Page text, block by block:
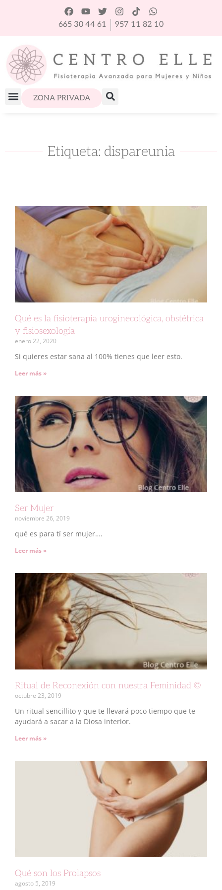
665 30 44 61 957 11 82 10
ZONA PRIVADA
Etiqueta: dispareunia
Qué es la fisioterapia uroginecológica, obstétrica
y fisiosexología
enero 22, 2020
Si quieres estar sana al 100% tienes que leer esto.
Leer más »
Ser Mujer
noviembre 26, 2019
qué es para tí ser mujer….
Leer más »
Ritual de Reconexión con nuestra Feminidad ©
octubre 23, 2019
Un ritual sencillito y que te llevará poco tiempo que te
ayudará a sacar a la Diosa interior.
Leer más »
Qué son los Prolapsos
agosto 5, 2019